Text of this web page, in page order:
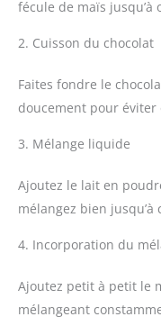
fécule de maïs
2. Cuisson du chocolat
Faites fondre le
doucement pour éviter
3. Mélange liquide
Ajoutez le lait en
mélangez bien
4. Incorporation du
Ajoutez petit à petit le
mélangeant